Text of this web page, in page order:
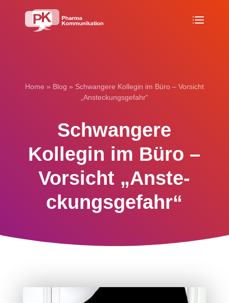
Home » Blog » Schwangere Kollegin im Büro – Vorsicht
„Ansteckungsgefahr“
Schwan­gere
Kollegin im Büro –
Vorsicht „Anste­
ckungs­ge­fahr“